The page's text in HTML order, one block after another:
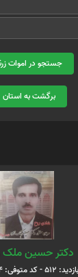
جستجو در اموات زرند
برگشت به استان
دکتر حسین ملک
بازدید: 512 - کد متوفی: 28484